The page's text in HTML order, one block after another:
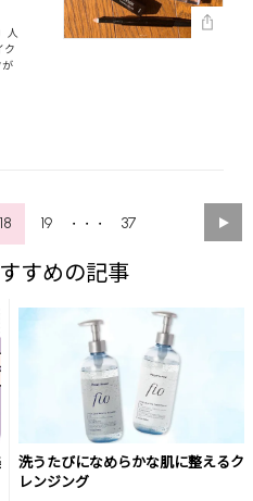
人
ク
18 19 ・・・ 37
すめの記事
洗うたびになめらかな肌に整えるク
レンジング